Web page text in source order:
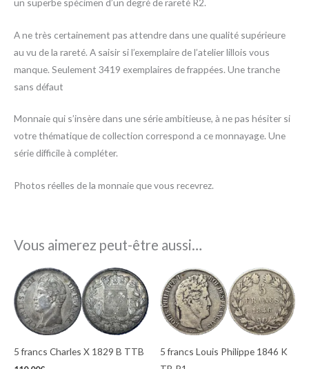
A ne très certainement pas attendre dans une qualité supérieure
au vu de la rareté. A saisir si l’exemplaire de l’atelier lillois vous
manque. Seulement 3419 exemplaires de frappées. Une tranche
sans défaut
Monnaie qui s’insère dans une série ambitieuse, à ne pas hésiter si
votre thématique de collection correspond a ce monnayage. Une
série difficile à compléter.
Photos réelles de la monnaie que vous recevrez.
Vous aimerez peut-être aussi…
5 francs Charles X 1829 B TTB
5 francs Louis Philippe 1846 K